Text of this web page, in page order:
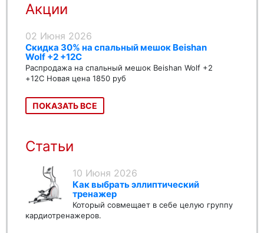
Акции
02 Июня 2026
Скидка 30% на спальный мешок Beishan
Wolf +2 +12C
Распродажа на спальный мешок Beishan Wolf +2
+12C Новая цена 1850 руб
ПОКАЗАТЬ ВСЕ
Статьи
10 Июня 2026
Как выбрать эллиптический
тренажер
Который совмещает в себе целую группу
кардиотренажеров.